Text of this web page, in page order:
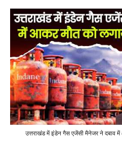
उत्तराखंड में इंडेन गैस एजेंसी मैनेजर ने दबाव